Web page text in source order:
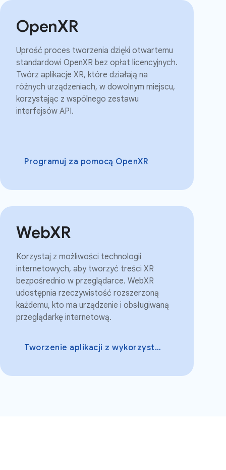
OpenXR
Uprość proces tworzenia dzięki otwartemu
standardowi OpenXR bez opłat licencyjnych.
Twórz aplikacje XR, które działają na
różnych urządzeniach, w dowolnym miejscu,
korzystając z wspólnego zestawu
interfejsów API.
Programuj za pomocą OpenXR
WebXR
Korzystaj z możliwości technologii
internetowych, aby tworzyć treści XR
bezpośrednio w przeglądarce. WebXR
udostępnia rzeczywistość rozszerzoną
każdemu, kto ma urządzenie i obsługiwaną
przeglądarkę internetową.
Tworzenie aplikacji z wykorzystaniem WebXR